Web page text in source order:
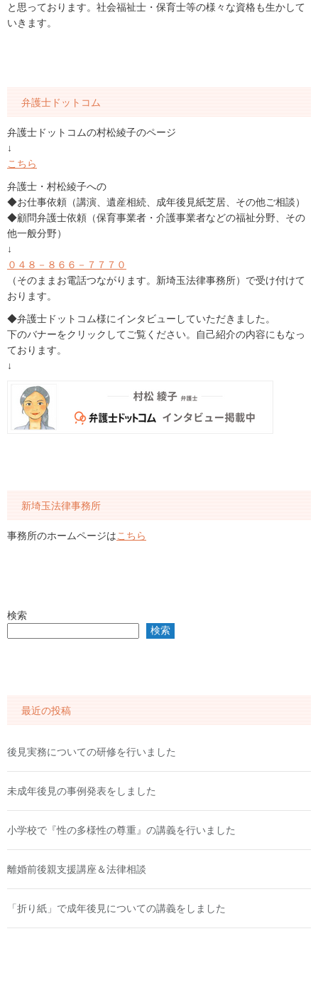
と思っております。社会福祉士・保育士等の様々な資格も生かして
いきます。
弁護士ドットコム
弁護士ドットコムの村松綾子のページ
↓
こちら
弁護士・村松綾子への
◆お仕事依頼（講演、遺産相続、成年後見紙芝居、その他ご相談）
◆顧問弁護士依頼（保育事業者・介護事業者などの福祉分野、その
他一般分野）
↓
０４８－８６６－７７７０
（そのままお電話つながります。新埼玉法律事務所）で受け付けて
おります。
◆弁護士ドットコム様にインタビューしていただきました。
下のバナーをクリックしてご覧ください。自己紹介の内容にもなっ
ております。
↓
新埼玉法律事務所
事務所のホームページはこちら
検索
検索
最近の投稿
後見実務についての研修を行いました
未成年後見の事例発表をしました
小学校で『性の多様性の尊重』の講義を行いました
離婚前後親支援講座＆法律相談
「折り紙」で成年後見についての講義をしました